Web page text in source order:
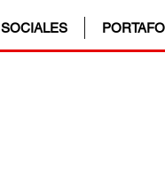
SOCIALES